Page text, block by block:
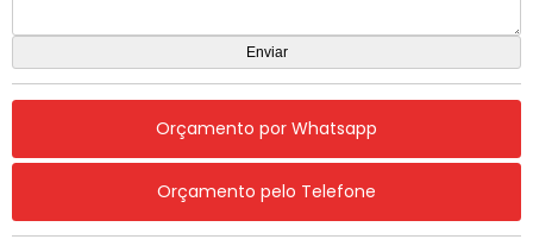
Orçamento por Whatsapp
Orçamento pelo Telefone